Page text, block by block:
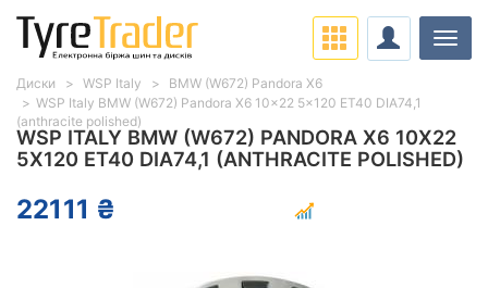
WSP ITALY BMW (W672) PANDORA X6 10X22
5X120 ET40 DIA74,1 (ANTHRACITE POLISHED)
22111 ₴
Диски WSP Italy
BMW (W672) Pandora X6
WSP Italy BMW (W672) Pandora X6 10x22 5x120 ET40 DIA74,1
(anthracite polished)